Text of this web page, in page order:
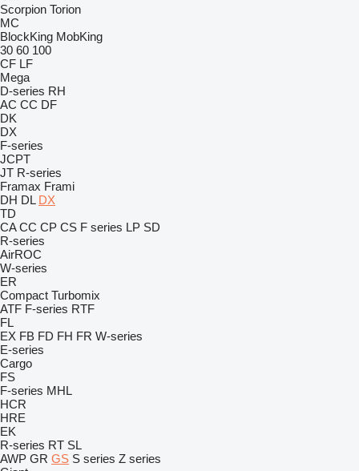
Scorpion Torion
MC
BlockKing MobKing
30 60 100
CF LF
Mega
D-series RH
AC CC DF
DK
DX
F-series
JCPT
JT R-series
Framax Frami
DH DL DX
TD
CA CC CP CS F series LP SD
R-series
AirROC
W-series
ER
Compact Turbomix
ATF F-series RTF
FL
EX FB FD FH FR W-series
E-series
Cargo
FS
F-series MHL
HCR
HRE
EK
R-series RT SL
AWP GR GS S series Z series